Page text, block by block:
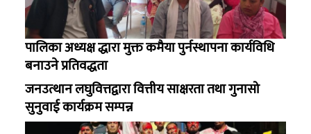
पालिका अध्यक्ष द्धारा मुक्त कमैया पुर्नस्थापना कार्यविधि
बनाउने प्रतिवद्धता
जनउत्थान लघुवित्तद्वारा वित्तीय साक्षरता तथा गुनासो
सुनुवाई कार्यक्रम सम्पन्न